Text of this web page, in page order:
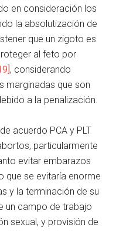
en consideración los
la absolutización de
que un zigoto es
al feto por
, considerando
marginadas que son
a la penalización.
acuerdo PCA y PLT
particularmente
evitar embarazos
que se evitaría enorme
y la terminación de su
un campo de trabajo
sexual, y provisión de